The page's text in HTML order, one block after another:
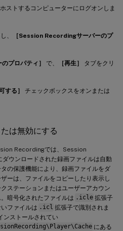
トするコンピューターにログオンしま
、
［Session Recordingサーバーのプ
プロパティ］ で、 ［再生］
タブをクリ
する］
チェックボックスをオンまたは
は無効にする
Recordingでは、Session
ウンロードされた録画ファイルは自動
の保護機能により、録画ファイルをダ
ーは、ファイルをコピーしたり表示し
ステーションまたはユーザーアカウン
暗号化されたファイルは .icle 拡張子
ファイルは .icl 拡張子で識別されま
ストールされてい
にある